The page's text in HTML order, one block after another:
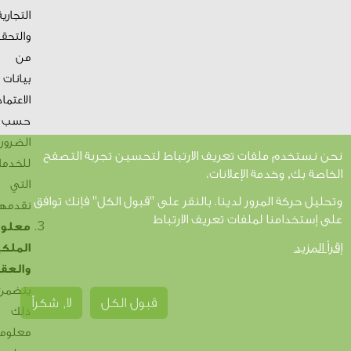
من
بيانات
حسب
التي
ذلك
نحن نستخدم ملفات تعريف الارتباط لتحسين تجربة التصفح
الخاصة بك, وخدمة الإعلانات،
وتحليل حركة المرور لدينا. بالنقر على "قبول الكل" فإنك توافق
على إستخدامنا لملفات تعريف الارتباط
إقرأ المزيد
قبول الكل لا, شكراً